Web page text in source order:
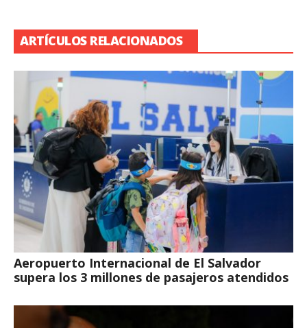
ARTÍCULOS RELACIONADOS
Aeropuerto Internacional de El Salvador
supera los 3 millones de pasajeros atendidos